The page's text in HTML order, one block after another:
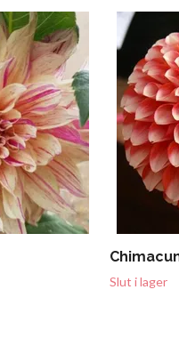
Slut i lager